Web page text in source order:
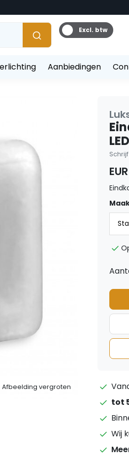
Excl. btw
Aanbiedingen
Afbeelding vergroten
tot
Wij